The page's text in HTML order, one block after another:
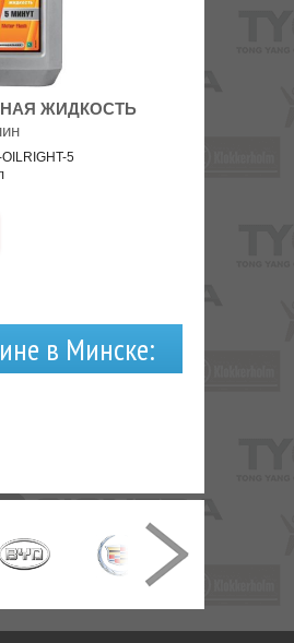
ЖИДКОСТЬ
5
в Минске: